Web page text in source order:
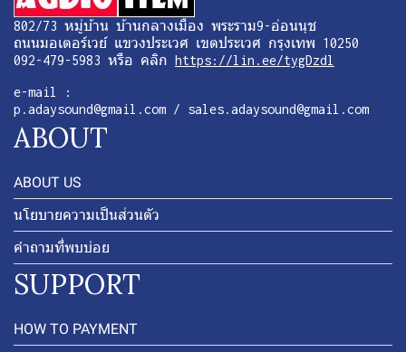
802/73 หมู่บ้าน บ้านกลางเมือง พระราม9-อ่อนนุช
ถนนมอเตอร์เวย์ แขวงประเวศ เขตประเวศ กรุงเทพ 10250
092-479-5983 หรือ คลิก https://lin.ee/tygDzdl
e-mail :
p.adaysound@gmail.com / sales.adaysound@gmail.com
ABOUT
ABOUT US
นโยบายความเป็นส่วนตัว
คำถามที่พบบ่อย
SUPPORT
HOW TO PAYMENT